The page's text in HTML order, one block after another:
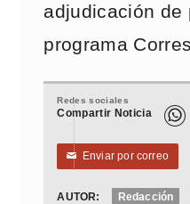
adjudicación de
programa
Redes sociales
Compartir Noticia
✉ Enviar por correo
AUTOR: Redacción